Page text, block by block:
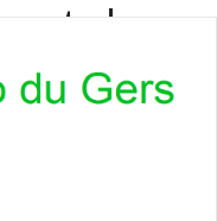
de
bio aux